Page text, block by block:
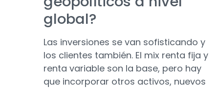
global?
Las inversiones se van sofisticando y
los clientes también. El mix renta fija y
renta variable son la base, pero hay
que incorporar otros activos, nuevos